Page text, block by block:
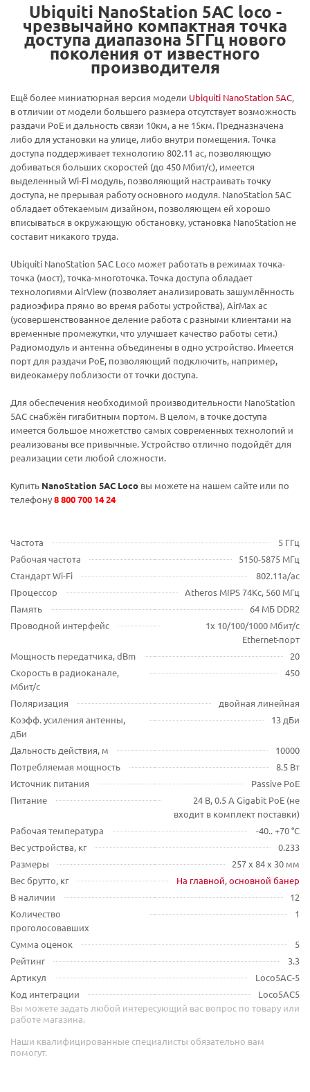
Ubiquiti NanoStation 5AC loco -
чрезвычайно компактная точка
доступа диапазона 5ГГц нового
поколения от известного
производителя
Ещё более миниатюрная версия модели Ubiquiti NanoStation 5AC,
в отличии от модели большего размера отсутствует возможность
раздачи PoE и дальность связи 10км, а не 15км. Предназначена
либо для установки на улице, либо внутри помещения. Точка
доступа поддерживает технологию 802.11 ac, позволяющую
добиваться больших скоростей (до 450 Мбит/с), имеется
выделенный Wi-Fi модуль, позволяющий настраивать точку
доступа, не прерывая работу основного модуля. NanoStation 5AC
обладает обтекаемым дизайном, позволяющем ей хорошо
вписываться в окружающую обстановку, установка NanoStation не
составит никакого труда.
Ubiquiti NanoStation 5AC Loco может работать в режимах точка-
точка (мост), точка-многоточка. Точка доступа обладает
технологиями AirView (позволяет анализировать зашумлённость
радиоэфира прямо во время работы устройства), AirMax ac
(усовершенствованное деление работа с разными клиентами на
временные промежутки, что улучшает качество работы сети.)
Радиомодуль и антенна объединены в одно устройство. Имеется
порт для раздачи PoE, позволяющий подключить, например,
видеокамеру поблизости от точки доступа.
Для обеспечения необходимой производительности NanoStation
5AC снабжён гигабитным портом. В целом, в точке доступа
имеется большое множетство самых современных технологий и
реализованы все привычные. Устройство отлично подойдёт для
реализации сети любой сложности.
Купить NanoStation 5AC Loco вы можете на нашем сайте или по
телефону8 800 700 14 24
Частота
5 ГГц
Рабочая частота
5150-5875 МГц
Стандарт Wi-Fi
802.11a/ac
Процессор
Atheros MIPS 74Kc, 560 МГц
Память
64 МБ DDR2
Проводной интерфейс
1х 10/100/1000 Мбит/с
Ethernet-порт
Мощность передатчика, dBm
20
Скорость в радиоканале,
Мбит/с
450
Поляризация
двойная линейная
Коэфф. усиления антенны,
дБи
13 дБи
Дальность действия, м
10000
Потребляемая мощность
8.5 Вт
Источник питания
Passive PoE
Питание
24 В, 0.5 А Gigabit PoE (не
входит в комплект поставки)
Рабочая температура
-40.. +70 °C
Вес устройства, кг
0.233
Размеры
257 x 84 x 30 мм
Вес брутто, кг
На главной, основной банер
В наличии
12
Количество
проголосовавших
1
Сумма оценок
5
Рейтинг
3.3
Артикул
Loco5AC-5
Код интеграции
Loco5AC5
Вы можете задать любой интересующий вас вопрос по товару или
работе магазина.
Наши квалифицированные специалисты обязательно вам
помогут.